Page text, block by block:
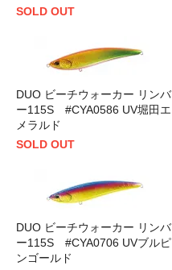
SOLD OUT
DUO ビーチウォーカー リンバ
ー115S #CYA0586 UV堀田エ
メラルド
SOLD OUT
DUO ビーチウォーカー リンバ
ー115S #CYA0706 UVブルピ
ンゴールド